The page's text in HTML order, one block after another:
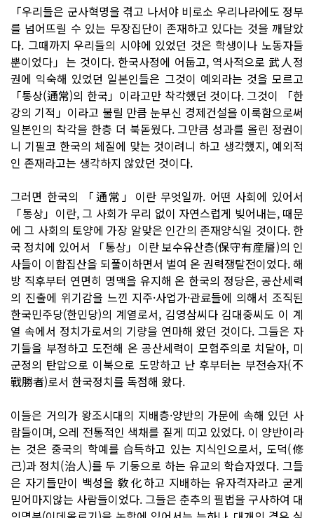
「우리들은 군사혁명을 겪고 나서야 비로소 우리나라에도 정부
를 넘어뜨릴 수 있는 무장집단이 존재하고 있다는 것을 깨달았
다. 그때까지 우리들의 시야에 있었던 것은 학생이나 노동자들
뿐이었다」는 것이다. 한국사정에 어둡고, 역사적으로 武人정
권에 익숙해 있었던 일본인들은 그것이 예외라는 것을 모르고
「통상(通常)의 한국」이라고만 착각했던 것이다. 그것이 「한
강의 기적」이라고 불릴 만큼 눈부신 경제건설을 이룩함으로써
일본인의 착각을 한층 더 북돋웠다. 그만큼 성과를 올린 정권이
니 기필코 한국의 체질에 맞는 것이려니 하고 생각했지, 예외적
인 존재라고는 생각하지 않았던 것이다.
그러면 한국의 「通常」이란 무엇일까. 어떤 사회에 있어서
「통상」이란, 그 사회가 무리 없이 자연스럽게 빚어내는, 때문
에 그 사회의 토양에 가장 알맞은 인간의 존재양식일 것이다. 한
국 정치에 있어서 「통상」이란 보수유산층(保守有産層)의 인
사들이 이합집산을 되풀이하면서 벌여 온 권력쟁탈전이었다. 해
방 직후부터 연면히 명맥을 유지해 온 한국의 정당은, 공산세력
의 진출에 위기감을 느낀 지주·사업가·관료들에 의해서 조직된
한국민주당(한민당)의 계열로서, 김영삼씨다 김대중씨도 이 계
열 속에서 정치가로서의 기량을 연마해 왔던 것이다. 그들은 자
기들을 부정하고 도전해 온 공산세력이 모험주의로 치달아, 미
군정의 탄압으로 이북으로 도망하고 난 후부터는 부전승자(不
戰勝者)로서 한국정치를 독점해 왔다.
이들은 거의가 왕조시대의 지배층·양반의 가문에 속해 있던 사
람들이며, 으레 전통적인 색채를 짙게 띠고 있었다. 이 양반이라
는 것은 중국의 학예를 습득하고 있는 지식인으로서, 도덕(修
己)과 정치(治人)를 두 기둥으로 하는 유교의 학습자였다. 그들
은 자기들만이 백성을 敎化하고 지배하는 유자격자라고 굳게
믿어마지않는 사람들이었다. 그들은 춘추의 필법을 구사하여 대